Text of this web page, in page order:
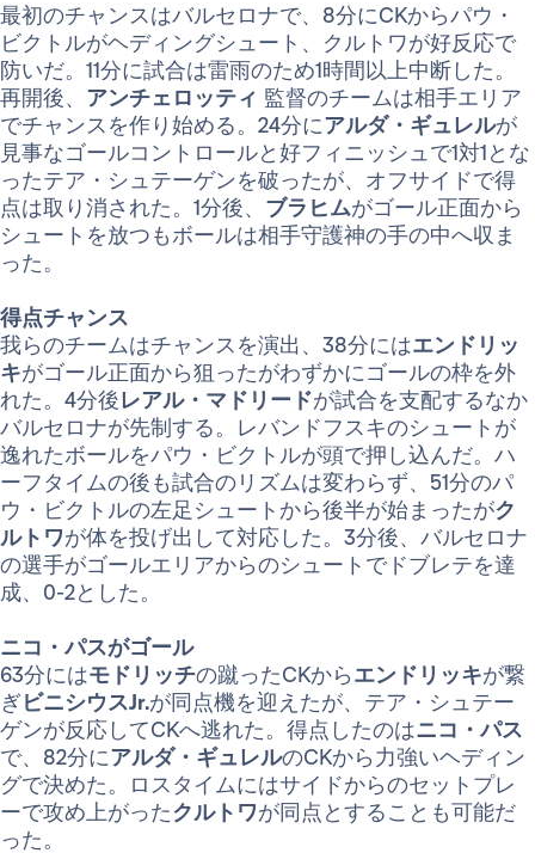
最初のチャンスはバルセロナで、8分にCKからパウ・
ビクトルがヘディングシュート、クルトワが好反応で
防いだ。11分に試合は雷雨のため1時間以上中断した。
再開後、 アンチェロッティ 監督のチームは相手エリア
でチャンスを作り始める。24分にアルダ・ギュレルが
見事なゴールコントロールと好フィニッシュで1対1とな
ったテア・シュテーゲンを破ったが、オフサイドで得
点は取り消された。1分後、 ブラヒムがゴール正面から
シュートを放つもボールは相手守護神の手の中へ収ま
った。
得点チャンス
我らのチームはチャンスを演出、38分にはエンドリッ
キがゴール正面から狙ったがわずかにゴールの枠を外
れた。4分後レアル・マドリードが試合を支配するなか
バルセロナが先制する。レバンドフスキのシュートが
逸れたボールをパウ・ビクトルが頭で押し込んだ。ハ
ーフタイムの後も試合のリズムは変わらず、51分のパ
ウ・ビクトルの左足シュートから後半が始まったがク
ルトワが体を投げ出して対応した。3分後、バルセロナ
の選手がゴールエリアからのシュートでドブレテを達
成、0-2とした。
ニコ・パスがゴール
63分にはモドリッチの蹴ったCKからエンドリッキが繋
ぎビニシウスJr.が同点機を迎えたが、テア・シュテー
ゲンが反応してCKへ逃れた。得点したのはニコ・パス
で、82分にアルダ・ギュレルのCKから力強いヘディン
グで決めた。ロスタイムにはサイドからのセットプレ
ーで攻め上がったクルトワが同点とすることも可能だ
った。